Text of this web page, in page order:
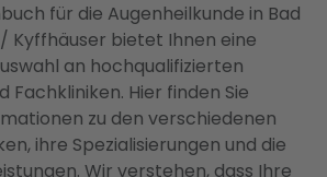
für die Augenheilkunde in Bad
Kyffhäuser bietet Ihnen eine
an hochqualifizierten
Fachkliniken. Hier finden Sie
zu den verschiedenen
ihre Spezialisierungen und die
Wir verstehen, dass Ihre